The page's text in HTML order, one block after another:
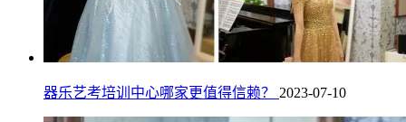
器乐艺考培训中心哪家更值得信赖？ 2023-07-10